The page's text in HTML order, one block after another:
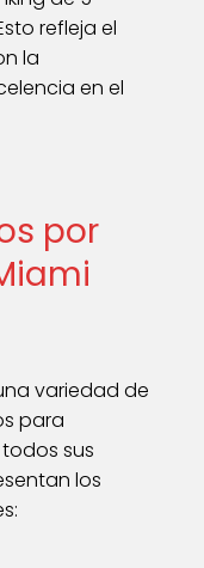
refleja el
la
en el
por
variedad de
para
sus
los